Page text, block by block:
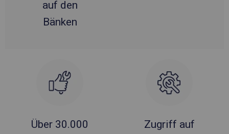
auf den
Bänken
Über 30.000
Zugriff auf